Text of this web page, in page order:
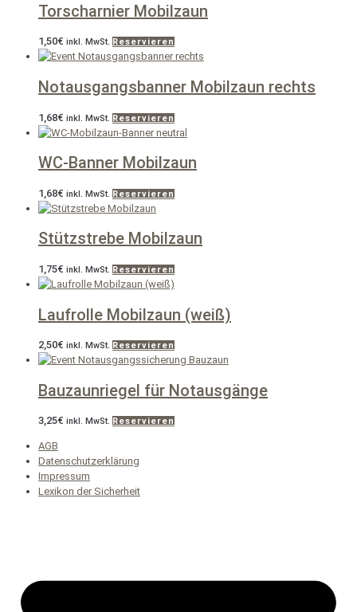
Torscharnier Mobilzaun
1,50€ inkl. MwSt. Reservieren
Notausgangsbanner Mobilzaun rechts
1,68€ inkl. MwSt. Reservieren
WC-Banner Mobilzaun
1,68€ inkl. MwSt. Reservieren
Stützstrebe Mobilzaun
1,75€ inkl. MwSt. Reservieren
Laufrolle Mobilzaun (weiß)
2,50€ inkl. MwSt. Reservieren
Bauzaunriegel für Notausgänge
3,25€ inkl. MwSt. Reservieren
AGB
Datenschutzerklärung
Impressum
Lexikon der Sicherheit